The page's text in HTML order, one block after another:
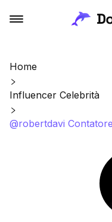
Home
Influencer Celebrità
@robertdavi